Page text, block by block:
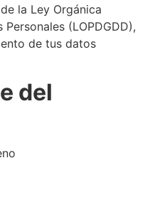
la Ley Orgánica
(LOPDGDD),
de tus datos
del